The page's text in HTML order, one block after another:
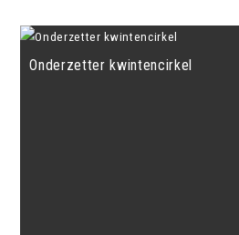
Onderzetter kwintencirkel